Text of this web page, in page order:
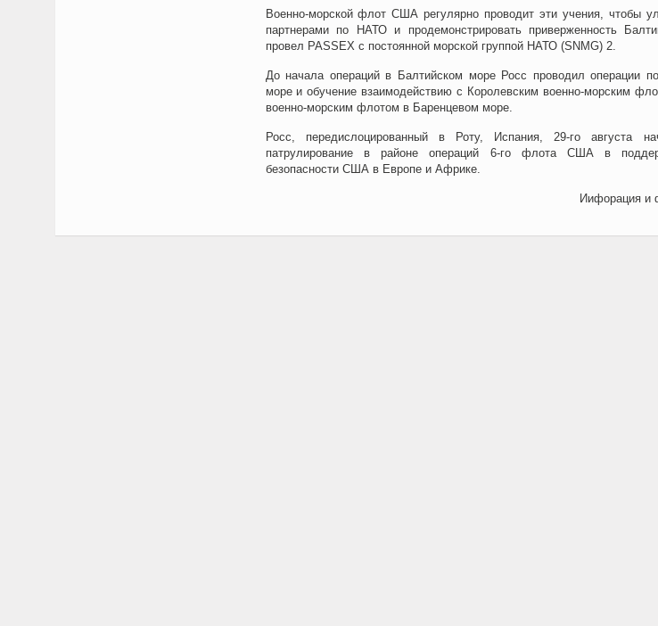
Военно-морской флот США регулярно проводит эти учения, чтобы
партнерами по НАТО и продемонстрировать приверженность
провел PASSEX с постоянной морской группой НАТО (SNMG) 2.
До начала операций в Балтийском море Росс проводил операции
море и обучение взаимодействию с Королевским военно-морским
военно-морским флотом в Баренцевом море.
Росс, передислоцированный в Роту, Испания, 29-го августа
патрулирование в районе операций 6-го флота США в
безопасности США в Европе и Африке.
Иифорация и